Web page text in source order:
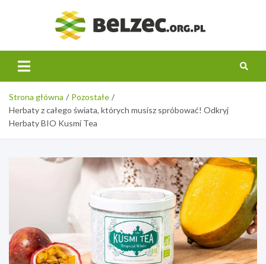
Strona główna
Pozostałe
Herbaty z całego świata, których musisz spróbować! Odkryj
Herbaty BIO Kusmi Tea